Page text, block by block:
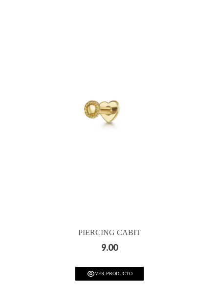
PIERCING CABIT
9.00
VER PRODUCTO